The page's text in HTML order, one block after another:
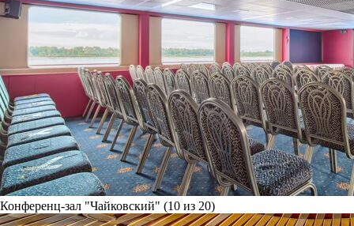
Конференц-зал "Чайковский" (10 из 20)